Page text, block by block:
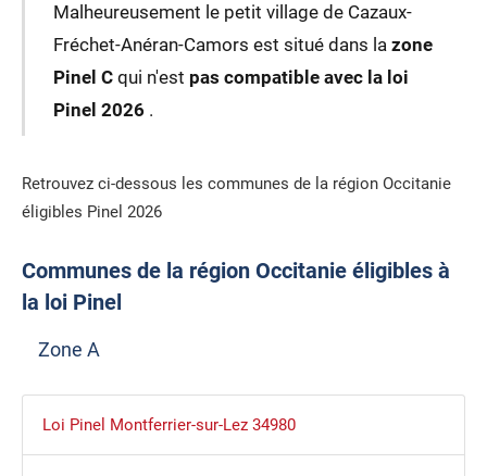
Malheureusement le petit village de Cazaux-
Fréchet-Anéran-Camors est situé dans la zone
Pinel Cqui n'est pas compatible avec la loi
Pinel 2026 .
Retrouvez ci-dessous les communes de la région Occitanie
éligibles Pinel 2026
Communes de la région Occitanie éligibles à
la loi Pinel
Zone A
Loi Pinel Montferrier-sur-Lez 34980